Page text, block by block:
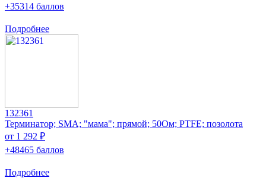
+35314 баллов
Подробнее
132361
Терминатор; SMA; "мама"; прямой; 50Ом; PTFE; позолота
от 1 292 ₽
+48465 баллов
Подробнее